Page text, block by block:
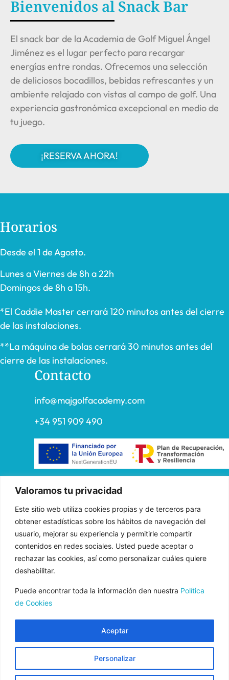
Valoramos tu privacidad
Este sitio web utiliza cookies propias y de terceros para
obtener estadísticas sobre los hábitos de navegación del
usuario, mejorar su experiencia y permitirle compartir
contenidos en redes sociales. Usted puede aceptar o
rechazar las cookies, así como personalizar cuáles quiere
deshabilitar.
Puede encontrar toda la información den nuestra Política
de Cookies
Personalizar
Aceptar
Bienvenidos al Snack Bar
El snack bar de la Academia de Golf Miguel Ángel
Jiménez es el lugar perfecto para recargar
energías entre rondas. Ofrecemos una selección
de deliciosos bocadillos, bebidas refrescantes y un
ambiente relajado con vistas al campo de golf. Una
experiencia gastronómica excepcional en medio de
tu juego.
¡RESERVA AHORA!
Horarios
Desde el 1 de Agosto.
Lunes a Viernes de 8h a 22h
Domingos de 8h a 15h.
*El Caddie Master cerrará 120 minutos antes del cierre
de las instalaciones.
**La máquina de bolas cerrará 30 minutos antes del
cierre de las instalaciones.
Contacto
info@majgolfacademy.com
+34 951 909 490
«FADE AND DRAW TARGET S.L. ha recibido una ayuda de la
Unión Europea con cargo al Programa Operativo FEDER de
Andalucía 2014-2020, financiada como parte de la respuesta de
la Unión a la pandemia de COVID-19 (REACT-UE), para
compensar el sobrecoste energético de gas natural y/o
electricidad a pymes y autónomos especialmente afectados por el
incremento de los precios del gas natural y la electricidad
provocados por el impacto de la guerra de agresión de Rusia
Aviso Legal Normas de uso
Política de Privacidad Política de cookies